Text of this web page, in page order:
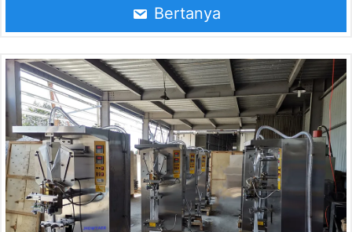
dengan madu, sirap, jus pekat, sos, syampu, gel mandi
dan pes atau bahan cecair lain dengan pam pemutar dan
Bertanya